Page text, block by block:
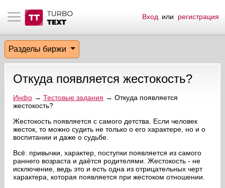
материалы
биржи
пользователи
эфир
на сайте
пользователей
сообщения
по форуму
Вход или регистрация
Разделы биржи
Откуда появляется жестокость?
Инфо→ Тестовые задания → Откуда появляется
жестокость?
Жестокость появляется с самого детства. Если человек
жесток, то можно судить не только о его характере, но и о
воспитании и даже о судьбе.
Всё: привычки, характер, поступки появляется из самого
раннего возраста и даётся родителями. Жестокость - не
исключение, ведь это и есть одна из отрицательных черт
характера, которая появляется при жестоком отношении.